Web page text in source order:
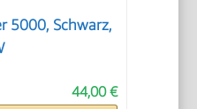
5000, Schwarz,
44,00 €